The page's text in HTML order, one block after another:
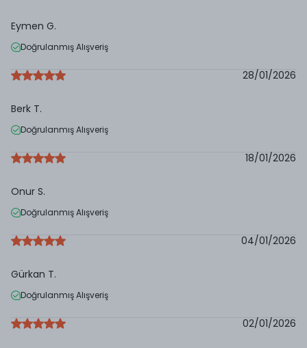
Eymen G.
Doğrulanmış Alışveriş
Berk T.
Doğrulanmış Alışveriş
28/01/2026
Onur S.
Doğrulanmış Alışveriş
18/01/2026
Gürkan T.
Doğrulanmış Alışveriş
04/01/2026
02/01/2026